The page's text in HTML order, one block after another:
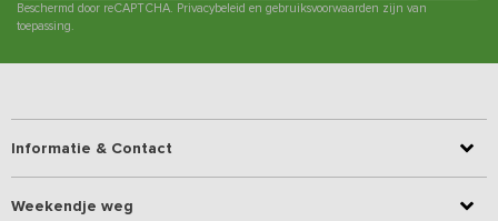
Beschermd door reCAPTCHA. Privacybeleid en gebruiksvoorwaarden zijn van
toepassing.
Informatie & Contact
Weekendje weg